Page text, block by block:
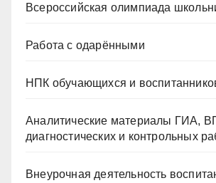
Всероссийская олимпиада
Работа с одарёнными
НПК обучающихся и
Аналитические материалы ГИА,
диагностических и контрольных
Внеурочная деятельность